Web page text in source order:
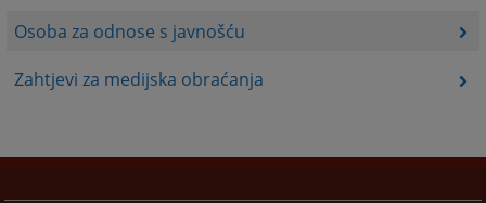
Osoba za odnose s javnošću
Zahtjevi za medijska obraćanja